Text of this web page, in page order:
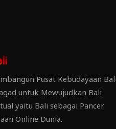
Pusat Kebudayaan Bali
untuk Mewujudkan Bali
yaitu Bali sebagai Pancer
Online Dunia.